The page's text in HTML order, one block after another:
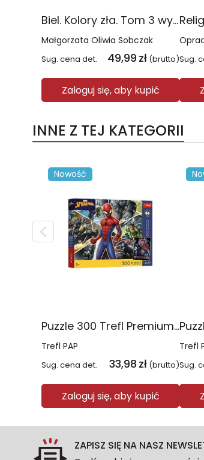
Biel. Kolory zła. Tom 3 wyd. 2025
Małgorzata Oliwia Sobczak
Sug. cena det. 49,99 zł (brutto)
Zaloguj się, aby kupić
Sug.
INNE Z TEJ KATEGORII
Nowość
Puzzle 300 Trefl Premium Plus Kids Disney Marvel Spiderman ukryty bohater 23047
Trefl PAP
Sug. cena det. 33,98 zł (brutto)
Zaloguj się, aby kupić
Trefl
Sug.
ZAPISZ SIĘ NA NASZ